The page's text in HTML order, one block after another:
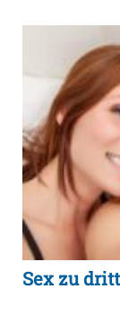
Sex zu